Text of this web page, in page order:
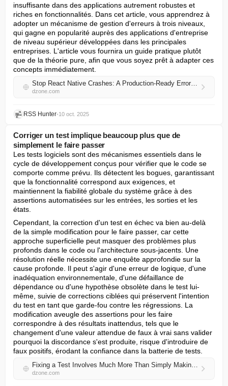
insuffisante dans des applications autrement robustes et
riches en fonctionnalités. Dans cet article, vous apprendrez à
adopter un mécanisme de gestion d'erreurs à trois niveaux,
qui gagne en popularité auprès des applications d'entreprise
de niveau supérieur développées dans les principales
entreprises. L'article vous fournira un guide pratique plutôt
que de la théorie pure, afin que vous soyez prêt à adapter ces
concepts immédiatement.
Stop React Native Crashes: A Production-Ready Error Handling Guide
dzone.com
RSS Hunter•10 oct. 2025
Corriger un test implique beaucoup plus que de
simplement le faire passer
Les tests logiciels sont des mécanismes essentiels dans le
cycle de développement conçus pour vérifier que le code se
comporte comme prévu. Ils détectent les bogues, garantissant
que la fonctionnalité correspond aux exigences, et
maintiennent la fiabilité globale du système grâce à des
assertions automatisées sur les entrées, les sorties et les
états.
Cependant, la correction d'un test en échec va bien au-delà
de la simple modification pour le faire passer, car cette
approche superficielle peut masquer des problèmes plus
profonds dans le code ou l'architecture sous-jacents. Une
résolution réelle nécessite une enquête approfondie sur la
cause profonde. Il peut s'agir d'une erreur de logique, d'une
inadéquation environnementale, d'une défaillance de
dépendance ou d'une hypothèse obsolète dans le test lui-
même, suivie de corrections ciblées qui préservent l'intention
du test en tant que garde-fou contre les régressions. La
modification aveugle des assertions pour les faire
correspondre à des résultats inattendus, tels que le
changement d'une valeur attendue de faux à vrai sans valider
pourquoi la discordance s'est produite, risque d'introduire de
faux positifs, érodant la confiance dans la batterie de tests.
Fixing a Test Involves Much More Than Simply Making It Pass
dzone.com